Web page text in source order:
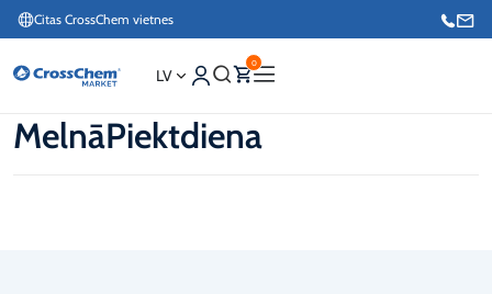
Citas CrossChem vietnes
LV
0
MelnāPiektdiena